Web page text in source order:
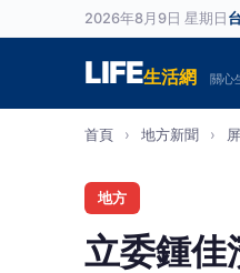
2026年8月9日 星期日
LIFE生活網 關心
首頁 › 地方新聞 ›
地方
立委鍾佳